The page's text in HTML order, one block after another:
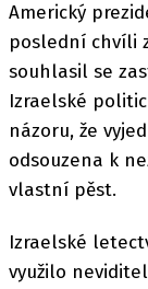
Americký
poslední chvíli
souhlasil se
Izraelské
názoru, že
odsouzena k
vlastní pěst.
Izraelské
využilo